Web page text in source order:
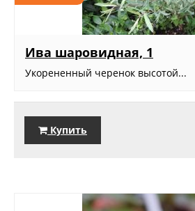
Ива шаровидная, 1
Укорененный черенок высотой...
Купить